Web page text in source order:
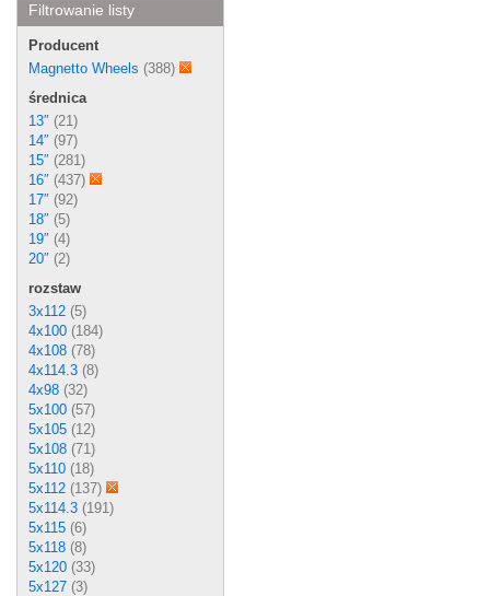
Filtrowanie listy
Producent
Magnetto Wheels (388)
średnica
13″ (21)
14″ (97)
15″ (281)
16″ (437)
17″ (92)
18″ (5)
19″ (4)
20″ (2)
rozstaw
3x112 (5)
4x100 (184)
4x108 (78)
4x114.3 (8)
4x98 (32)
5x100 (57)
5x105 (12)
5x108 (71)
5x110 (18)
5x112 (137)
5x114.3 (191)
5x115 (6)
5x118 (8)
5x120 (33)
5x127 (3)